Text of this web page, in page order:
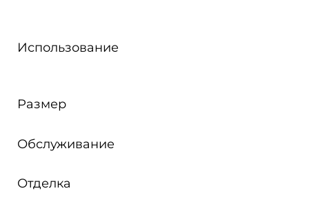
Использование
Размер
Обслуживание
Отделка